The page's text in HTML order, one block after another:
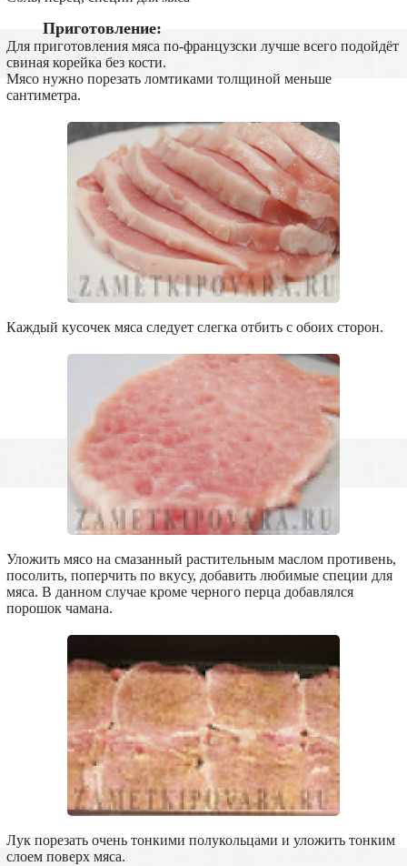
Приготовление:
Для приготовления мяса по-французски лучше всего подойдёт
свиная корейка без кости.
Мясо нужно порезать ломтиками толщиной меньше
сантиметра.
Каждый кусочек мяса следует слегка отбить с обоих сторон.
Уложить мясо на смазанный растительным маслом противень,
посолить, поперчить по вкусу, добавить любимые специи для
мяса. В данном случае кроме черного перца добавлялся
порошок чамана.
Лук порезать очень тонкими полукольцами и уложить тонким
слоем поверх мяса.